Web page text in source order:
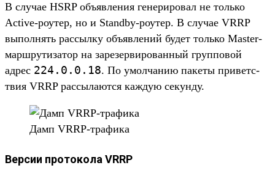
В слу­чае HSRP объ­явле­ния генери­ровал не толь­ко
Active-роутер, но и Standby-роутер. В слу­чае VRRP
выпол­нять рас­сылку объ­явле­ний будет толь­ко Master-
мар­шру­тиза­тор на зарезер­вирован­ный груп­повой
адрес 224. 0. 0. 18. По умол­чанию пакеты при­ветс­
твия VRRP рас­сыла­ются каж­дую секун­ду.
Дамп VRRP-тра­фика
Версии протокола VRRP